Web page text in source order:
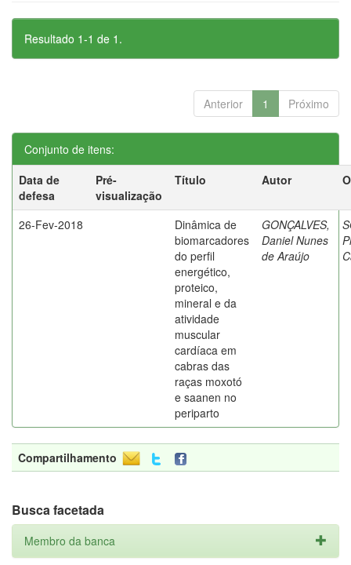
Resultado 1-1 de 1.
Anterior 1 Próximo
Conjunto de itens:
Data de
defesa
Pré-
visualização
Título Autor
26-Fev-2018
Dinâmica de
biomarcadores
do perfil
energético,
proteico,
mineral e da
atividade
muscular
cardíaca em
cabras das
raças moxotó
e saanen no
periparto
GONÇALVES,
Daniel Nunes
de Araújo
Compartilhamento
Busca facetada
Membro da banca